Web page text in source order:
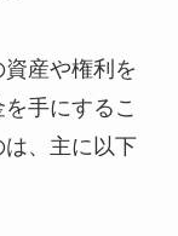
産や権利を
手にするこ
は、主に以下